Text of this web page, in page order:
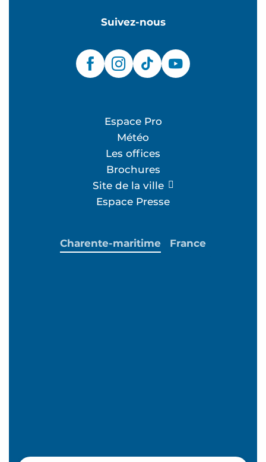
Suivez-nous
Espace Pro
Météo
Les offices
Brochures
Site de la ville
Espace Presse
Charente-maritime France